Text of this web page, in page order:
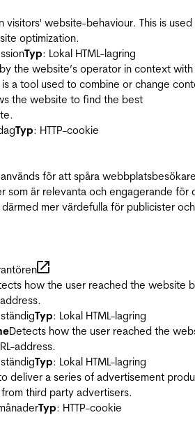
visitors' website-behaviour. This is
optimization.
Typ: Lokal HTML-lagring
the website’s operator in context with
a tool used to combine or change
the website to find the best
Typ: HTTP-cookie
för att spåra
som är relevanta och engagerande för
mer värdefulla för publicister och
how the user reached the website
Typ: Lokal HTML-lagring
Detects how the user reached the
address.
Typ: Lokal HTML-lagring
deliver a series of advertisement
third party advertisers.
Typ: HTTP-cookie